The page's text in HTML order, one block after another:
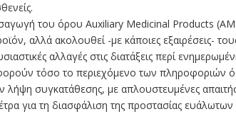
του όρου Auxiliary Medicinal Products
αλλά ακολουθεί -με κάποιες εξαιρέσεις-
αλλαγές στις διατάξεις περί
τόσο το περιεχόμενο των πληροφοριών
λήψη συγκατάθεσης, με απλουστευμένες
για τη διασφάλιση της προστασίας